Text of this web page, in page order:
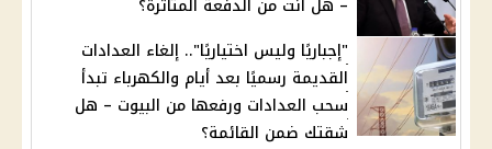
"إجباريًا وليس اختياريًا".. إلغاء العدادات
القديمة رسميًا بعد أيام والكهرباء تبدأ
سحب العدادات ورفعها من البيوت – هل
شقتك ضمن القائمة؟